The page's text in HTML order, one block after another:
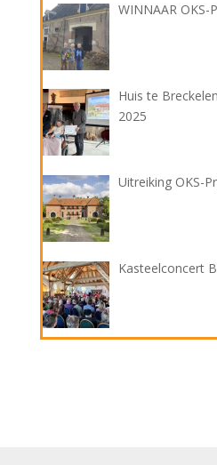
WINNAAR OKS-
Huis te
2025
Uitreiking OKS-
Kasteelconcert